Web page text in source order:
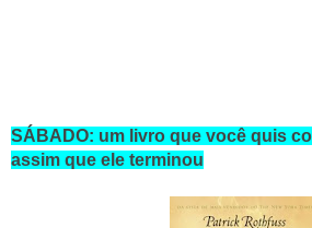
SÁBADO: um livro que você quis
assim que ele terminou